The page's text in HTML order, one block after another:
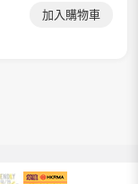
加入購物車